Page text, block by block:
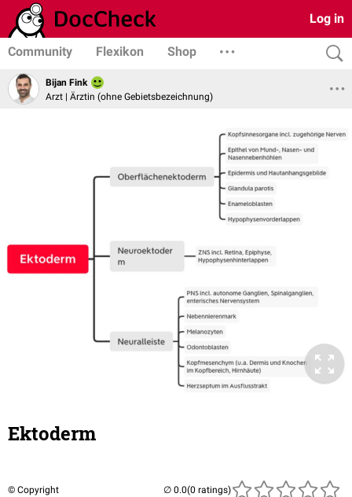
Log in
Community Flexikon Shop
Bijan Fink
Arzt | Ärztin (ohne Gebietsbezeichnung)
Ektoderm
© Copyright (0 ratings)